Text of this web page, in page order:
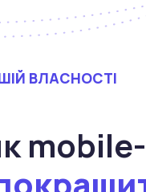
ВЛАСНОСТІ
mobile-